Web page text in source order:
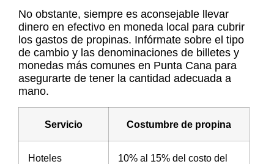
No obstante, siempre es aconsejable llevar
dinero en efectivo en moneda local para cubrir
los gastos de propinas. Infórmate sobre el tipo
de cambio y las denominaciones de billetes y
monedas más comunes en Punta Cana para
asegurarte de tener la cantidad adecuada a
mano.
Servicio Costumbre de propina
Hoteles
10% al 15% del costo del